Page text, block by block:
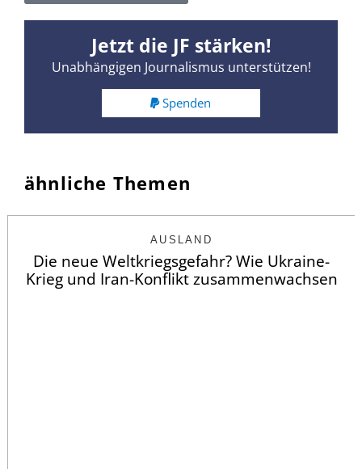
Jetzt die JF stärken!
Unabhängigen Journalismus unterstützen!
Spenden
ähnliche Themen
AUSLAND
Die neue Weltkriegsgefahr? Wie Ukraine-
Krieg und Iran-Konflikt zusammenwachsen